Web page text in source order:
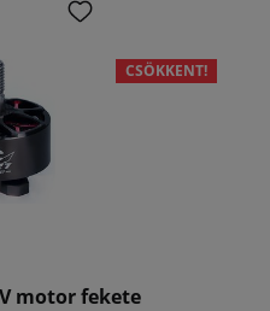
CSÖKKENT!
motor fekete